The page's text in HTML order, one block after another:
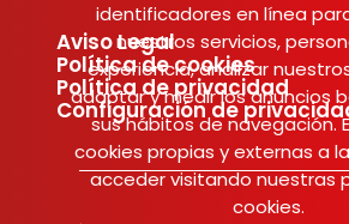
Aviso Legal
Política de cookies
Política de privacidad
Configuración de
identificadores en línea
nuestros servicios,
experiencia, analizar
adaptar y medir los anuncios
sus hábitos de navegación.
cookies propias y externas a
acceder visitando nuestras
cookies.